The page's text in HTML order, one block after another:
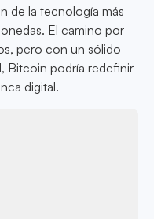
de la tecnología más
El camino por
pero con un sólido
Bitcoin podría redefinir
digital.